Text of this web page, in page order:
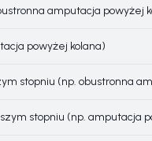
amputacja powyżej
powyżej kolana)
stopniu (np. obustronna
stopniu (np. amputacja